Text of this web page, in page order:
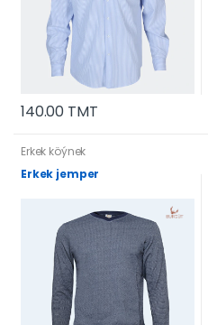
140.00 TMT
Erkek köýnek
Erkek jemper